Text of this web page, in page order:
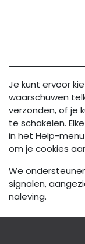
Je kunt ervoor
waarschuwen
verzonden, of je
te schakelen.
in het Help-
om je cookies
We
signalen,
naleving.